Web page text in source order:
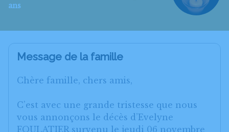
ans
Message de la famille
Chère famille, chers amis,
C’est avec une grande tristesse que nous
vous annonçons le décès d’Evelyne
FOULATIER survenu le jeudi 06 novembre